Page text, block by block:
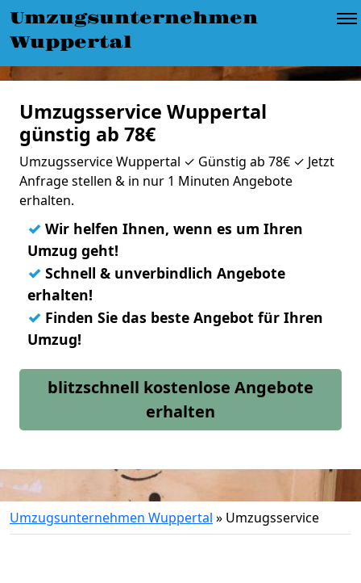
Umzugsunternehmen
Wuppertal
Umzugsservice Wuppertal
günstig ab 78€
Umzugsservice Wuppertal ✓ Günstig ab 78€ ✓ Jetzt
Anfrage stellen & in nur 1 Minuten Angebote
erhalten.
✓ Wir helfen Ihnen, wenn es um Ihren
Umzug geht!
✓ Schnell & unverbindlich Angebote
erhalten!
✓ Finden Sie das beste Angebot für Ihren
Umzug!
blitzschnell kostenlose Angebote
erhalten
Umzugsunternehmen Wuppertal » Umzugsservice